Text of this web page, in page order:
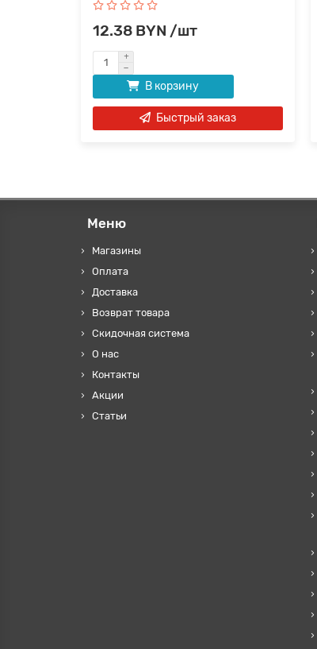
12.38 BYN /шт
В корзину
Быстрый заказ
Меню
Магазины
Оплата
Доставка
Возврат товара
Скидочная система
О нас
Контакты
Акции
Статьи